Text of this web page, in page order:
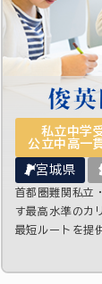
私立中学
公立中高一
宮城県
首都圏難関私立
す最高水準のカ
最短ルートを提